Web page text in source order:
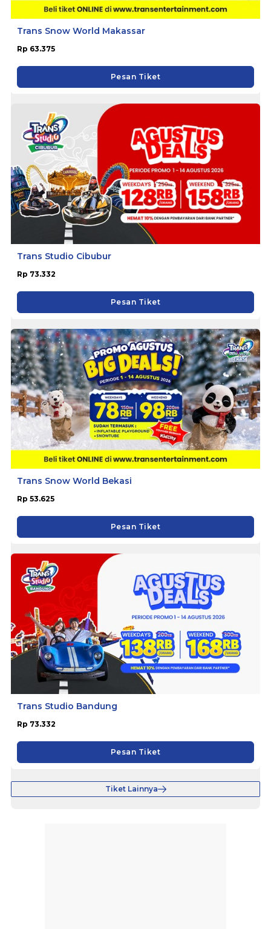
Trans Snow World Makassar
Rp 63.375
Pesan Tiket
Trans Studio Cibubur
Rp 73.332
Pesan Tiket
Trans Snow World Bekasi
Rp 53.625
Pesan Tiket
Trans Studio Bandung
Rp 73.332
Pesan Tiket
Tiket Lainnya